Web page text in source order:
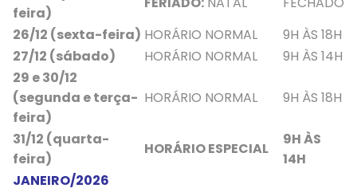
feira)
26/12 (sexta-feira) HORÁRIO NORMAL
9H ÀS 18H
27/12 (sábado)
HORÁRIO NORMAL
9H ÀS 14H
29 e 30/12
(segunda e terça-
feira)
HORÁRIO NORMAL 9H ÀS 18H
31/12 (quarta-
feira)
HORÁRIO ESPECIAL
9H ÀS
14H
JANEIRO/2026